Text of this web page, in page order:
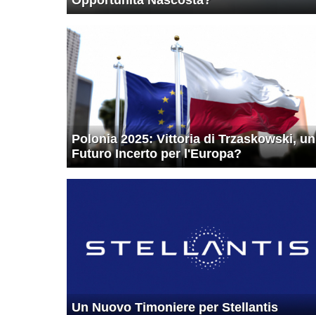
Polonia 2025: Vittoria di Trzaskowski, un
Futuro Incerto per l'Europa?
Un Nuovo Timoniere per Stellantis